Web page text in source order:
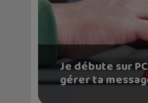
Je débute sur
gérer ta